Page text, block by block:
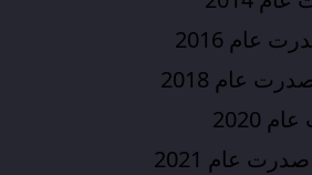
عام 2016
عام 2018
عام 2021